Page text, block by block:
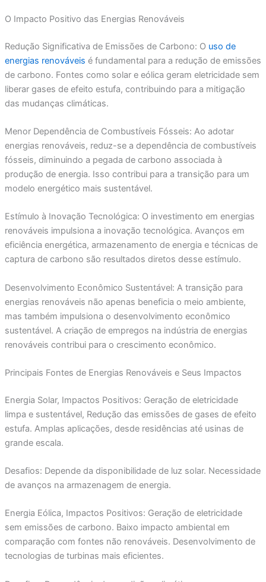
O Impacto Positivo das Energias Renováveis
Redução Significativa de Emissões de Carbono: O uso de
energias renováveis é fundamental para a redução de emissões
de carbono. Fontes como solar e eólica geram eletricidade sem
liberar gases de efeito estufa, contribuindo para a mitigação
das mudanças climáticas.
Menor Dependência de Combustíveis Fósseis: Ao adotar
energias renováveis, reduz-se a dependência de combustíveis
fósseis, diminuindo a pegada de carbono associada à
produção de energia. Isso contribui para a transição para um
modelo energético mais sustentável.
Estímulo à Inovação Tecnológica: O investimento em energias
renováveis impulsiona a inovação tecnológica. Avanços em
eficiência energética, armazenamento de energia e técnicas de
captura de carbono são resultados diretos desse estímulo.
Desenvolvimento Econômico Sustentável: A transição para
energias renováveis não apenas beneficia o meio ambiente,
mas também impulsiona o desenvolvimento econômico
sustentável. A criação de empregos na indústria de energias
renováveis contribui para o crescimento econômico.
Principais Fontes de Energias Renováveis e Seus Impactos
Energia Solar, Impactos Positivos: Geração de eletricidade
limpa e sustentável, Redução das emissões de gases de efeito
estufa. Amplas aplicações, desde residências até usinas de
grande escala.
Desafios: Depende da disponibilidade de luz solar. Necessidade
de avanços na armazenagem de energia.
Energia Eólica, Impactos Positivos: Geração de eletricidade
sem emissões de carbono. Baixo impacto ambiental em
comparação com fontes não renováveis. Desenvolvimento de
tecnologias de turbinas mais eficientes.